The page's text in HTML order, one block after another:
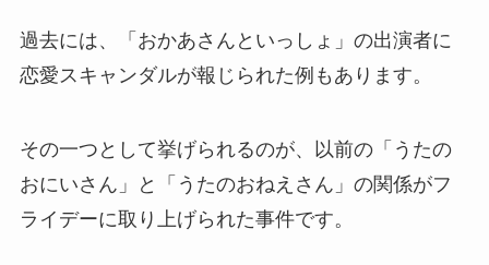
過去には、「おかあさんといっしょ」の出演者に
恋愛スキャンダルが報じられた例もあります。
その一つとして挙げられるのが、以前の「うたの
おにいさん」と「うたのおねえさん」の関係がフ
ライデーに取り上げられた事件です。